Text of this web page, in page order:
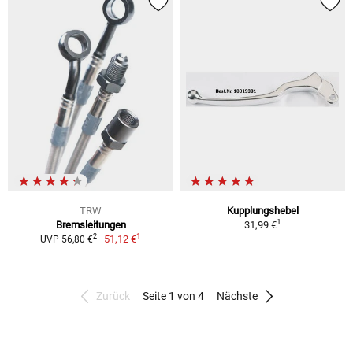
TRW
Bremsleitungen
UVP 56,80 €2 51,12 €1
Kupplungshebel
31,99 €1
Zurück Seite 1 von 4 Nächste